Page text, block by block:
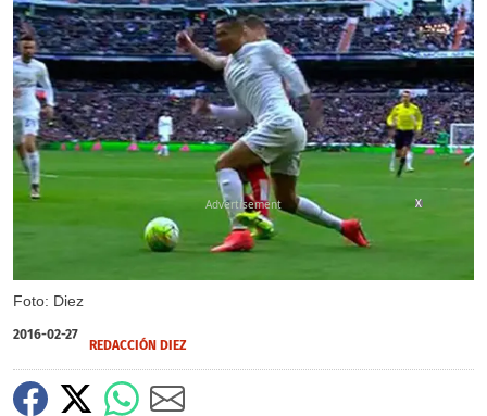
Foto: Diez
X
2016-02-27
REDACCIÓN DIEZ